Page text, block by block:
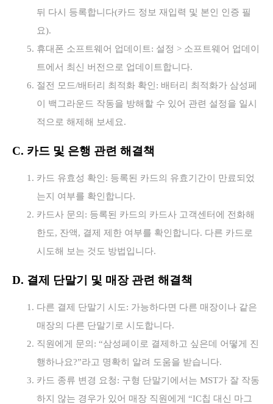
뒤 다시 등록합니다(카드 정보 재입력 및 본인 인증 필
요).
휴대폰 소프트웨어 업데이트: 설정 > 소프트웨어 업데이
트에서 최신 버전으로 업데이트합니다.
절전 모드/배터리 최적화 확인: 배터리 최적화가 삼성페
이 백그라운드 작동을 방해할 수 있어 관련 설정을 일시
적으로 해제해 보세요.
C. 카드 및 은행 관련 해결책
카드 유효성 확인: 등록된 카드의 유효기간이 만료되었
는지 여부를 확인합니다.
카드사 문의: 등록된 카드의 카드사 고객센터에 전화해
한도, 잔액, 결제 제한 여부를 확인합니다. 다른 카드로
시도해 보는 것도 방법입니다.
D. 결제 단말기 및 매장 관련 해결책
다른 결제 단말기 시도: 가능하다면 다른 매장이나 같은
매장의 다른 단말기로 시도합니다.
직원에게 문의: “삼성페이로 결제하고 싶은데 어떻게 진
행하나요?”라고 명확히 알려 도움을 받습니다.
카드 종류 변경 요청: 구형 단말기에서는 MST가 잘 작동
하지 않는 경우가 있어 매장 직원에게 “IC칩 대신 마그